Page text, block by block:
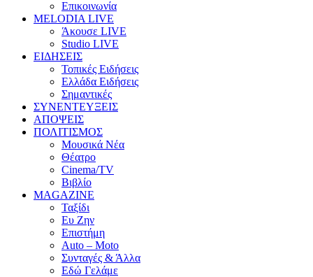
Επικοινωνία
MELODIA LIVE
Άκουσε LIVE
Studio LIVE
ΕΙΔΗΣΕΙΣ
Τοπικές Ειδήσεις
Ελλάδα Ειδήσεις
Σημαντικές
ΣΥΝΕΝΤΕΥΞΕΙΣ
ΑΠΟΨΕΙΣ
ΠΟΛΙΤΙΣΜΟΣ
Μουσικά Νέα
Θέατρο
Cinema/TV
Βιβλίο
MAGAZINE
Ταξίδι
Ευ Ζην
Επιστήμη
Auto – Moto
Συνταγές & Άλλα
Εδώ Γελάμε